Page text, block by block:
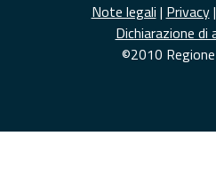
Note legali | Privacy|
Dichiarazione di
©2010